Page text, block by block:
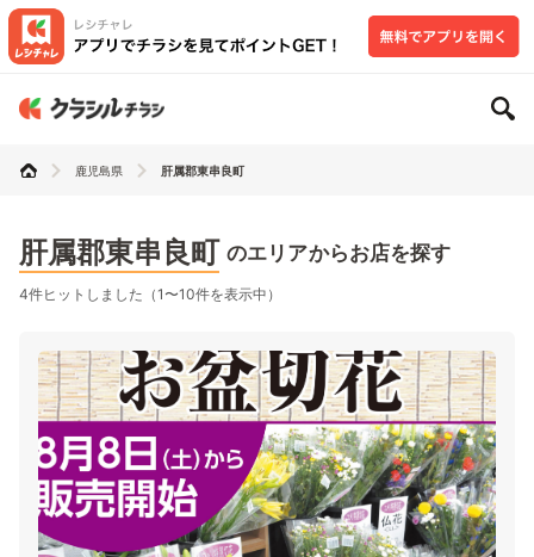
鹿児島県 肝属郡東串良町
肝属郡東串良町 のエリアからお店を探す
4件ヒットしました（1〜10件を表示中）